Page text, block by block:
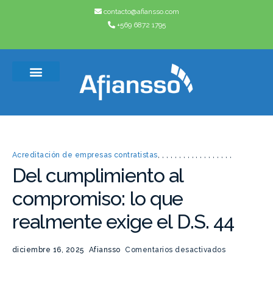
contacto@afiansso.com
+569 6872 1795
Acreditación de empresas contratistas, , , , , , , , ,,,,,,,,,,
Del cumplimiento al
compromiso: lo que
realmente exige el D.S. 44
diciembre 16, 2025 Afiansso Comentarios desactivados